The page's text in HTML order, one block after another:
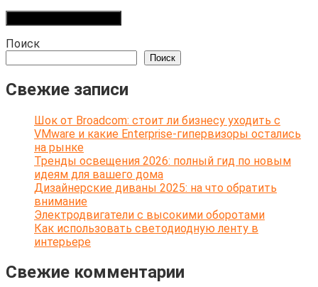
Поиск
Поиск
Свежие записи
Шок от Broadcom: стоит ли бизнесу уходить с
VMware и какие Enterprise-гипервизоры остались
на рынке
Тренды освещения 2026: полный гид по новым
идеям для вашего дома
Дизайнерские диваны 2025: на что обратить
внимание
Электродвигатели с высокими оборотами
Как использовать светодиодную ленту в
интерьере
Свежие комментарии